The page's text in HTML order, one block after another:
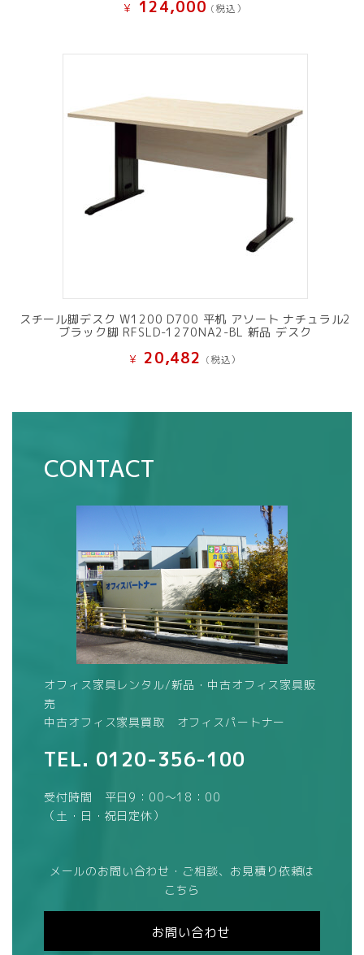
¥ 124,000 (税込）
スチール脚デスク W1200 D700 平机 アソート ナチュラル2
ブラック脚 RFSLD-1270NA2-BL 新品 デスク
¥ 20,482 (税込）
CONTACT
オフィス家具レンタル/新品・中古オフィス家具販
売
中古オフィス家具買取 オフィスパートナー
TEL. 0120-356-100
受付時間 平日9：00～18：00
（土・日・祝日定休）
メールのお問い合わせ・ご相談、お見積り依頼は
こちら
お問い合わせ